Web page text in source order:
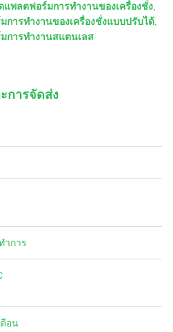
แพลตฟอร์มการทำงานของเครื่องชั่ง
การทำงานของเครื่องชั่งแบบปรับได้
การทำงานสแตนเลส
การจัดส่ง
ำการ
อน